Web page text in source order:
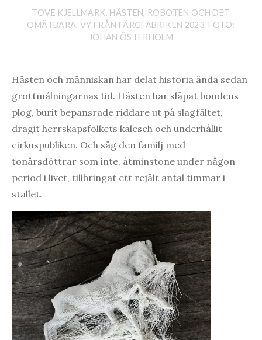
TOVE KJELLMARK, HÄSTEN, ROBOTEN OCH DET
OMÄTBARA, VY FRÅN FÄRGFABRIKEN 2023. FOTO:
JOHAN ÖSTERHOLM
Hästen och människan har delat historia ända sedan
grottmålningarnas tid. Hästen har släpat bondens
plog, burit bepansrade riddare ut på slagfältet,
dragit herrskapsfolkets kalesch och underhållit
cirkuspubliken. Och säg den familj med
tonårsdöttrar som inte, åtminstone under någon
period i livet, tillbringat ett rejält antal timmar i
stallet.